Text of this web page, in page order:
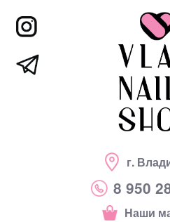
г.
8 950
Наши